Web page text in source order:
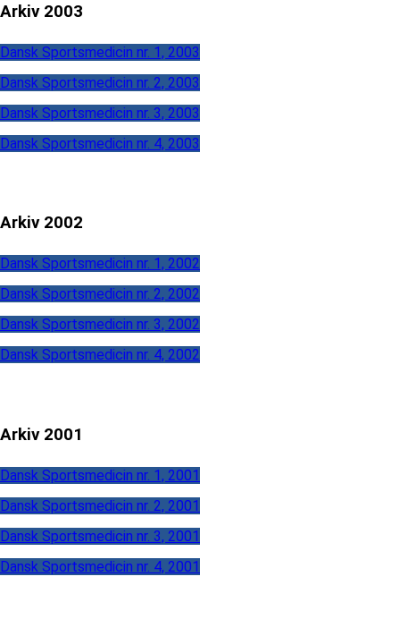
Arkiv 2003
Dansk Sportsmedicin nr. 1, 2003
Dansk Sportsmedicin nr. 2, 2003
Dansk Sportsmedicin nr. 3, 2003
Dansk Sportsmedicin nr. 4, 2003
Arkiv 2002
Dansk Sportsmedicin nr. 1, 2002
Dansk Sportsmedicin nr. 2, 2002
Dansk Sportsmedicin nr. 3, 2002
Dansk Sportsmedicin nr. 4, 2002
Arkiv 2001
Dansk Sportsmedicin nr. 1, 2001
Dansk Sportsmedicin nr. 2, 2001
Dansk Sportsmedicin nr. 3, 2001
Dansk Sportsmedicin nr. 4, 2001